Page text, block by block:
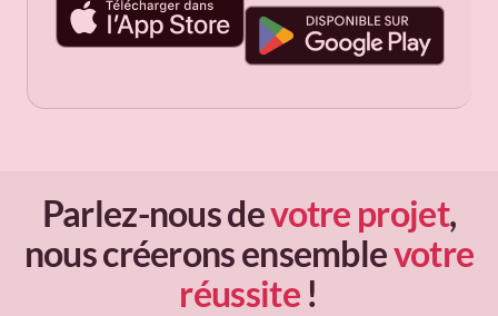
Parlez-nous devotre projet,
nous créerons ensemblevotre
réussite!